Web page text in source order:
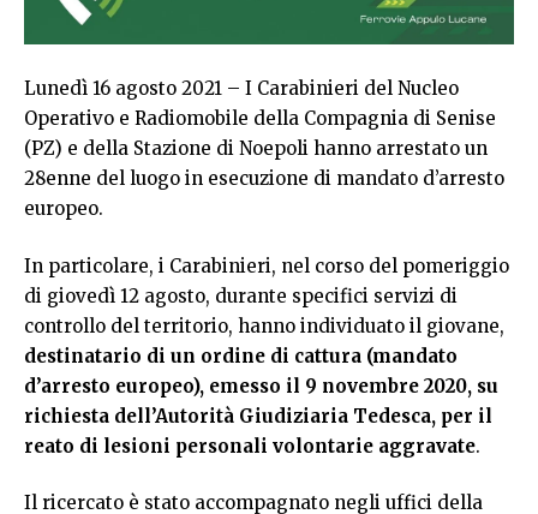
Lunedì 16 agosto 2021 – I Carabinieri del Nucleo
Operativo e Radiomobile della Compagnia di Senise
(PZ) e della Stazione di Noepoli hanno arrestato un
28enne del luogo in esecuzione di mandato d’arresto
europeo.
In particolare, i Carabinieri, nel corso del pomeriggio
di giovedì 12 agosto, durante specifici servizi di
controllo del territorio, hanno individuato il giovane,
destinatario di un ordine di cattura (mandato
d’arresto europeo), emesso il 9 novembre 2020, su
richiesta dell’Autorità Giudiziaria Tedesca, per il
reato di lesioni personali volontarie aggravate.
Il ricercato è stato accompagnato negli uffici della